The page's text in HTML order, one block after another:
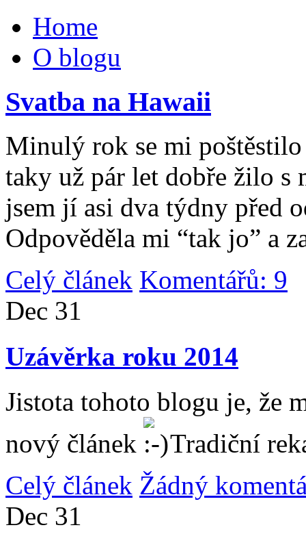
Home
O blogu
Svatba na Hawaii
Minulý rok se mi
taky už pár let dobře žilo
jsem jí asi dva týdny před
Odpověděla mi “tak jo” a
Celý článek Komentářů: 9
Dec 31
Uzávěrka roku 2014
Jistota tohoto blogu je, že
nový článek
Tradiční
Celý článek Žádný
Dec 31